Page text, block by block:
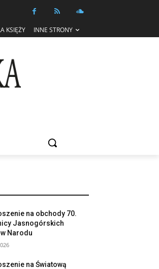
KSIĘŻY INNE STRONY
na obchody 70.
Jasnogórskich
Narodu
na Światową